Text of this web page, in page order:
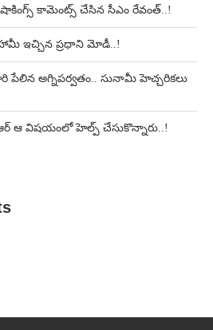
షాకింగ్స్ కామెంట్స్ చేసిన సీఎం రేవంత్..!
హామీ ఇచ్చిన ప్రధాని మోడీ..!
పేలిన అగ్నిపర్వతం.. సునామీ హెచ్చరికలు
ఆ విషయంలో హెల్ప్ చేసుకొన్నారు..!